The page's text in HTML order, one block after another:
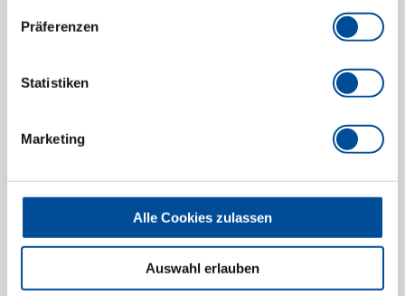
Präferenzen
Statistiken
Marketing
Alle Cookies zulassen
Auswahl erlauben